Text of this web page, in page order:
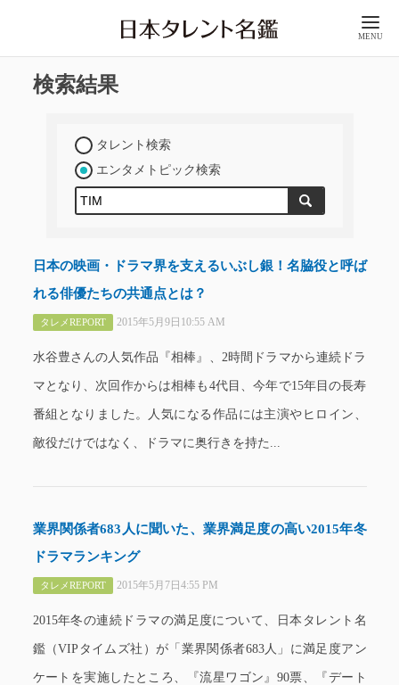
MENU
検索結果
タレント検索
エンタメトピック検索
日本の映画・ドラマ界を支えるいぶし銀！名脇役と呼ば
れる俳優たちの共通点とは？
タレメREPORT 2015年5月9日10:55 AM
水谷豊さんの人気作品『相棒』、2時間ドラマから連続ドラ
マとなり、次回作からは相棒も4代目、今年で15年目の長寿
番組となりました。人気になる作品には主演やヒロイン、
敵役だけではなく、ドラマに奥行きを持た...
業界関係者683人に聞いた、業界満足度の高い2015年冬
ドラマランキング
タレメREPORT 2015年5月7日4:55 PM
2015年冬の連続ドラマの満足度について、日本タレント名
鑑（VIPタイムズ社）が「業界関係者683人」に満足度アン
ケートを実施したところ、『流星ワゴン』90票、『デート